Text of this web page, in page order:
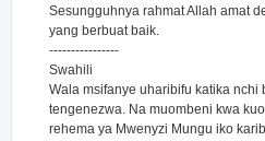
Sesungguhnya rahmat Allah amat
yang berbuat baik.
----------------
Swahili
Wala msifanye uharibifu katika
tengenezwa. Na muombeni kwa
rehema ya Mwenyzi Mungu iko